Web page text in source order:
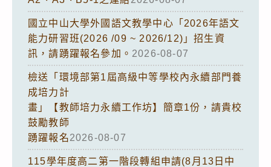
國立中山大學外國語文教學中心「2026年語文
能力研習班(2026 /09 ~ 2026/12)」招生資
訊，請踴躍報名參加。 2026-08-07
檢送「環境部第1屆高級中等學校內永續部門養
成培力計
畫」【教師培力永續工作坊】簡章1份，請貴校
鼓勵教師
踴躍報名2026-08-07
115學年度高二第一階段轉組申請(8月13日中